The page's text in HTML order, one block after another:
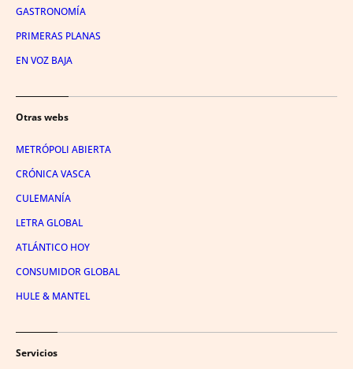
GASTRONOMÍA
PRIMERAS PLANAS
EN VOZ BAJA
Otras webs
METRÓPOLI ABIERTA
CRÓNICA VASCA
CULEMANÍA
LETRA GLOBAL
ATLÁNTICO HOY
CONSUMIDOR GLOBAL
HULE & MANTEL
Servicios